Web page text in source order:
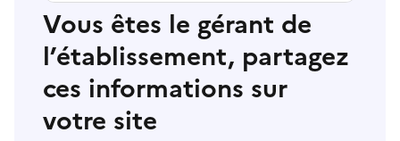
Vous êtes le gérant de
l’établissement, partagez
ces informations sur
votre site